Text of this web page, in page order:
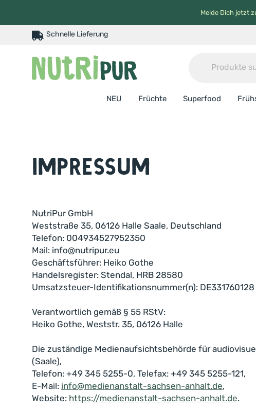
Melde Dich jetzt
Schnelle Lieferung
NEU Früchte Superfood
Impressum
NutriPur GmbH
Weststraße 35, 06126 Halle Saale, Deutschland
Telefon: 004934527952350
Mail: info@nutripur.eu
Geschäftsführer: Heiko Gothe
Handelsregister: Stendal, HRB 28580
Umsatzsteuer-Identifikationsnummer(n): DE331760128
Verantwortlich gemäß § 55 RStV:
Heiko Gothe, Weststr. 35, 06126 Halle
Die zuständige Medienaufsichtsbehörde für
(Saale),
Telefon: +49 345 5255-0, Telefax: +49 345 5255-121,
E-Mail: info@medienanstalt-sachsen-anhalt.de,
Website: https://medienanstalt-sachsen-anhalt.de.